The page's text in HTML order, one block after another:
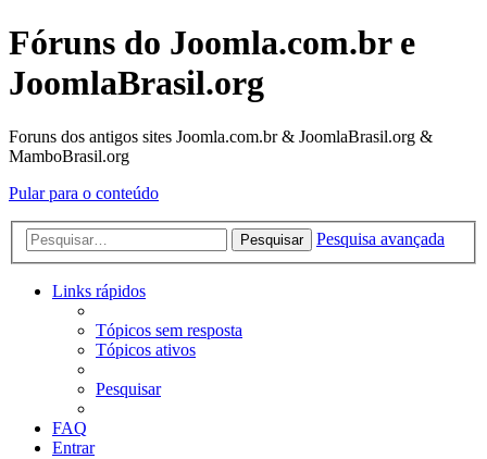
Fóruns do Joomla.com.br e
JoomlaBrasil.org
Foruns dos antigos sites Joomla.com.br & JoomlaBrasil.org &
MamboBrasil.org
Pular para o conteúdo
Pesquisar Pesquisa avançada
Links rápidos
Tópicos sem resposta
Tópicos ativos
Pesquisar
FAQ
Entrar